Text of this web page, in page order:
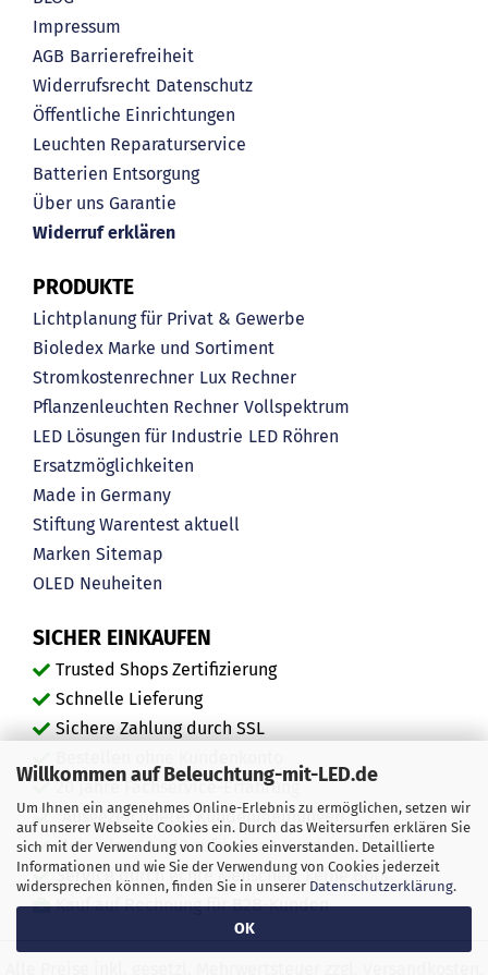
Willkommen auf Beleuchtung-mit-LED.de
Um Ihnen ein angenehmes Online-Erlebnis zu ermöglichen, setzen wir
auf unserer Webseite Cookies ein. Durch das Weitersurfen erklären Sie
sich mit der Verwendung von Cookies einverstanden. Detaillierte
Informationen und wie Sie der Verwendung von Cookies jederzeit
widersprechen können, finden Sie in unserer Datenschutzerklärung.
OK
Impressum
AGB Barrierefreiheit
Widerrufsrecht Datenschutz
Öffentliche Einrichtungen
Leuchten Reparaturservice
Batterien Entsorgung
Über uns Garantie
Widerruf erklären
PRODUKTE
Lichtplanung für Privat & Gewerbe
Bioledex Marke und Sortiment
Stromkostenrechner Lux Rechner
Pflanzenleuchten Rechner Vollspektrum
LED Lösungen für Industrie LED Röhren
Ersatzmöglichkeiten
Made in Germany
Stiftung Warentest aktuell
Marken Sitemap
OLED Neuheiten
SICHER EINKAUFEN
Trusted Shops Zertifizierung
Schnelle Lieferung
Sichere Zahlung durch SSL
20 Jahre Fachservice-Erfahrung
"Ausgezeichnete" Kundenmeinungen
Mehr als 450.000 zufriedene Kunden
Service durch echte Menschen, keine Bots
Kauf auf Rechnung für B2B-Kunden